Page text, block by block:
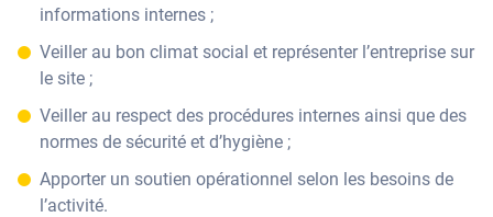
informations internes ;
Veiller au bon climat social et représenter l’entreprise sur
le site ;
Veiller au respect des procédures internes ainsi que des
normes de sécurité et d’hygiène ;
Apporter un soutien opérationnel selon les besoins de
l’activité.